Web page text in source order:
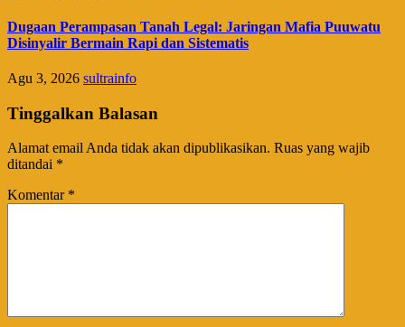
Dugaan Perampasan Tanah Legal: Jaringan Mafia Puuwatu
Disinyalir Bermain Rapi dan Sistematis
Agu 3, 2026 sultrainfo
Tinggalkan Balasan
Alamat email Anda tidak akan dipublikasikan. Ruas yang wajib
ditandai *
Komentar *